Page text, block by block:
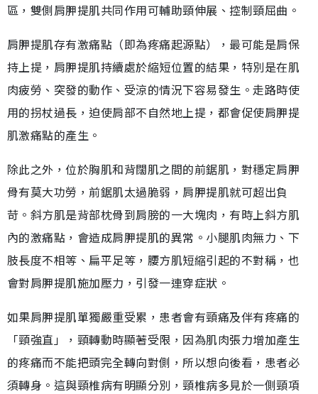
區，雙側肩胛提肌共同作用可輔助頸伸展、控制頸屈曲。
肩胛提肌存有激痛點（即為疼痛起源點），最可能是肩保
持上提，肩胛提肌持續處於縮短位置的結果，特別是在肌
肉疲勞、突發的動作、受涼的情況下容易發生。走路時使
用的拐杖過長，迫使肩部不自然地上提，都會促使肩胛提
肌激痛點的產生。
除此之外，位於胸肌和背闊肌之間的前鋸肌，對穩定肩胛
骨有莫大功勞，前鋸肌太過脆弱，肩胛提肌就可超出負
苛。斜方肌是背部枕骨到肩膀的一大塊肉，有時上斜方肌
內的激痛點，會造成肩胛提肌的異常。小腿肌肉無力、下
肢長度不相等、扁平足等，腰方肌短縮引起的不對稱，也
會對肩胛提肌施加壓力，引發一連穿症狀。
如果肩胛提肌單獨嚴重受累，患者會有頸痛及伴有疼痛的
「頸強直」，頸轉動時顯著受限，因為肌肉張力增加產生
的疼痛而不能把頭完全轉向對側，所以想向後看，患者必
須轉身。這與頸椎病有明顯分別，頸椎病多見於一側頸項